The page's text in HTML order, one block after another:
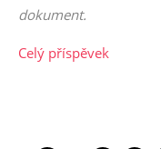
dokument.
Celý příspěvek